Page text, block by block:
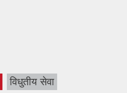
विधुतीय सेवा